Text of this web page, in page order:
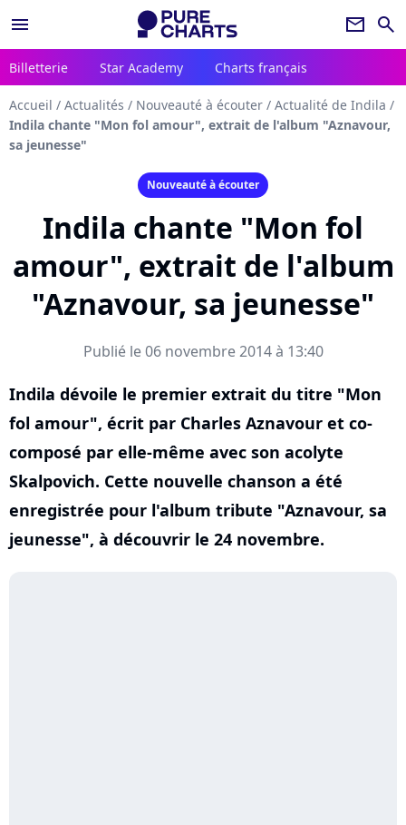
menu newsletter search
Billetterie Star Academy Charts français
Accueil / Actualités / Nouveauté à écouter / Actualité de Indila /
Indila chante "Mon fol amour", extrait de l'album "Aznavour,
sa jeunesse"
Nouveauté à écouter
Indila chante "Mon fol
amour", extrait de l'album
"Aznavour, sa jeunesse"
Publié le 06 novembre 2014 à 13:40
Indila dévoile le premier extrait du titre "Mon
fol amour", écrit par Charles Aznavour et co-
composé par elle-même avec son acolyte
Skalpovich. Cette nouvelle chanson a été
enregistrée pour l'album tribute "Aznavour, sa
jeunesse", à découvrir le 24 novembre.